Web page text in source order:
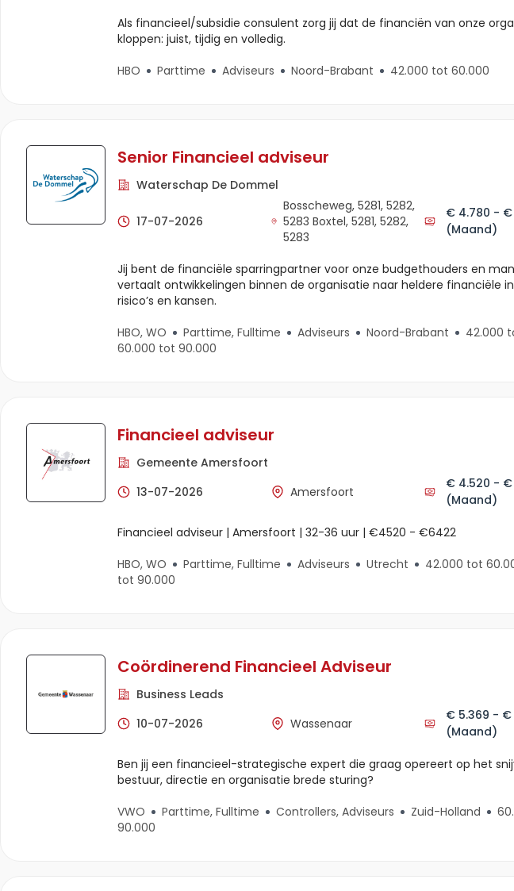
Als financieel/subsidie consulent zorg jij dat de financiën van onze
kloppen: juist, tijdig en volledig.
HBO
Parttime Adviseurs Noord-Brabant 42.000 tot 60.000
Senior Financieel adviseur
Waterschap De Dommel
17-07-2026
Bosscheweg, 5281, 5282,
5283 Boxtel, 5281, 5282,
5283
€ 4.780 - €
(Maand)
Jij bent de financiële sparringpartner voor onze budgethouders en
vertaalt ontwikkelingen binnen de organisatie naar heldere financiële
risico’s en kansen.
HBO, WO
Parttime, Fulltime Adviseurs Noord-Brabant
42.000
60.000 tot 90.000
Financieel adviseur
Gemeente Amersfoort
13-07-2026
Amersfoort
€ 4.520 - €
(Maand)
Financieel adviseur | Amersfoort | 32-36 uur | €4520 - €6422
HBO, WO
Parttime, Fulltime Adviseurs Utrecht
42.000 tot
tot 90.000
Coördinerend Financieel Adviseur
Business Leads
10-07-2026
Wassenaar
€ 5.369 - €
(Maand)
Ben jij een financieel-strategische expert die graag opereert op het
bestuur, directie en organisatie brede sturing?
VWO
Parttime, Fulltime Controllers, Adviseurs Zuid-Holland
90.000